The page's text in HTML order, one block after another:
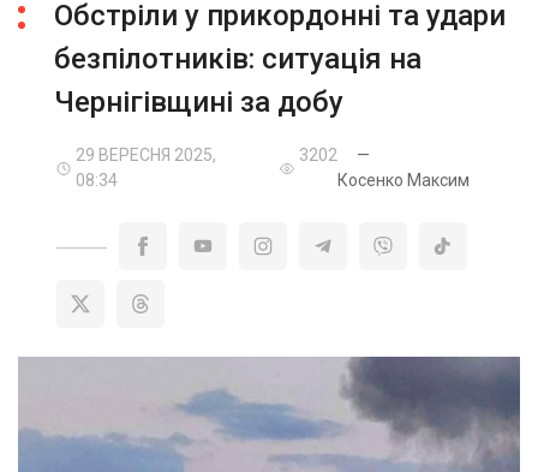
Обстріли у прикордонні та удари
безпілотників: ситуація на
Чернігівщині за добу
29 ВЕРЕСНЯ 2025,
08:34
3202
—
Косенко Максим